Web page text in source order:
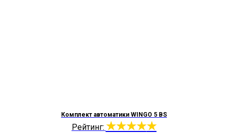
Комплект автоматики WINGO 5 BS
Рейтинг: ★★★★★